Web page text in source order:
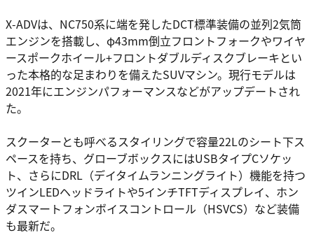
X-ADVは、NC750系に端を発したDCT標準装備の並列2気筒
エンジンを搭載し、φ43mm倒立フロントフォークやワイヤ
ースポークホイール+フロントダブルディスクブレーキとい
った本格的な足まわりを備えたSUVマシン。現行モデルは
2021年にエンジンパフォーマンスなどがアップデートされ
た。
スクーターとも呼べるスタイリングで容量22Lのシート下ス
ペースを持ち、グローブボックスにはUSBタイプCソケッ
ト、さらにDRL（デイタイムランニングライト）機能を持つ
ツインLEDヘッドライトや5インチTFTディスプレイ、ホン
ダスマートフォンボイスコントロール（HSVCS）など装備
も最新だ。